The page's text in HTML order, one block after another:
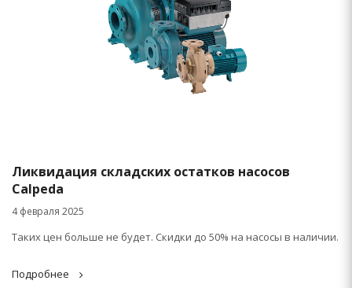
Ликвидация складских остатков насосов
Calpeda
4 февраля 2025
Таких цен больше не будет. Скидки до 50% на насосы в наличии.
Подробнее